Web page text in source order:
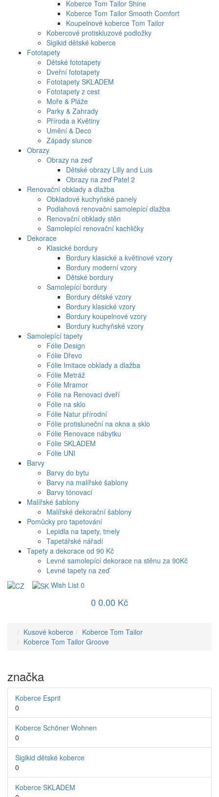
Koberce Tom Tailor Shine
Koberce Tom Tailor Smooth Comfort
Koupelnové koberce Tom Tailor
Kobercové protiskluzové podložky
Sigikid dětské koberce
Fototapety
Dětské fototapety
Dveřní fototapety
Fototapety SKLADEM
Fototapety z cest
Moře & Pláže
Parky & Zahrady
Příroda a Květiny
Umění & Deco
Západy slunce
Obrazy
Obrazy na zeď
Dětské obrazy Lilly and Luis
Obrazy na zeď Patel 2
Renovační obklady a dlažba
Obkladové kuchyňské panely
Podlahová renovační samolepící dlažba
Renovační obklady stěn
Samolepící renovační kachličky
Dekorace
Klasické bordury
Bordury klasické a květinové vzory
Bordury moderní vzory
Dětské bordury
Samolepící bordury
Bordury dětské vzory
Bordury klasické vzory
Bordury koupelnové vzory
Bordury kuchyňské vzory
Samolepící tapety
Fólie Design
Fólie Dřevo
Fólie Imitace obklady a dlažba
Fólie Metráž
Fólie Mramor
Fólie na Renovaci dveří
Fólie na sklo
Fólie Natur přírodní
Fólie protisluneční na okna a sklo
Fólie Renovace nábytku
Fólie SKLADEM
Fólie UNI
Barvy
Barvy do bytu
Barvy na malířské šablony
Barvy tónovací
Malířské šablony
Malířské dekorační šablony
Pomůcky pro tapetování
Lepidla na tapety, tmely
Tapetářské nářadí
Tapety a dekorace od 90 Kč
Levné samolepící dekorace na stěnu za 90Kč
Levné tapety na zeď
Wish List 0
0 0.00 Kč
Kusové koberce
Koberce Tom Tailor
Koberce Tom Tailor Groove
značka
Koberce Esprit
0
Koberce Schöner Wohnen
0
Sigikid dětské koberce
0
Koberce SKLADEM